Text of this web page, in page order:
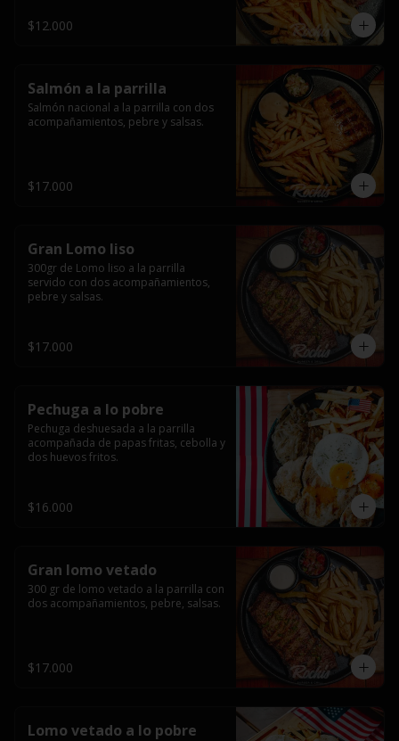
$12.000
Salmón a la parrilla
Salmón nacional a la parrilla con dos
acompañamientos, pebre y salsas.
$17.000
Gran Lomo liso
300gr de Lomo liso a la parrilla
servido con dos acompañamientos,
pebre y salsas.
$17.000
Pechuga a lo pobre
Pechuga deshuesada a la parrilla
acompañada de papas fritas, cebolla y
dos huevos fritos.
$16.000
Gran lomo vetado
300 gr de lomo vetado a la parrilla con
dos acompañamientos, pebre, salsas.
$17.000
Lomo vetado a lo pobre